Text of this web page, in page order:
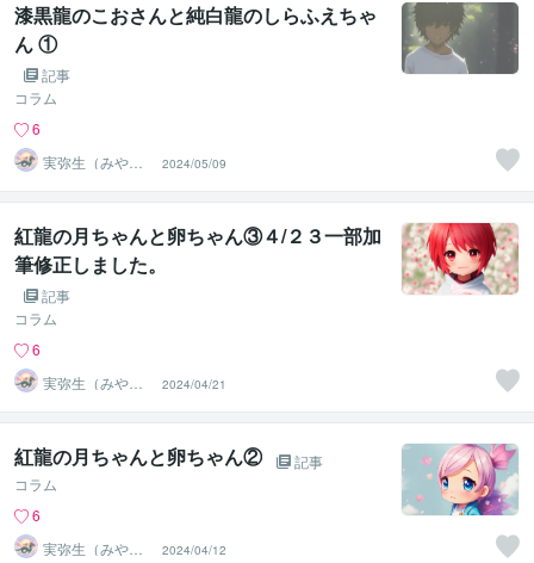
漆黒龍のこおさんと純白龍のしらふえちゃ
ん ①
記事
コラム
6
実弥生（みや
の）
2024/05/09
紅龍の月ちゃんと卵ちゃん③４/２３一部加
筆修正しました。
記事
コラム
6
実弥生（みや
の）
2024/04/21
紅龍の月ちゃんと卵ちゃん②
記事
コラム
6
実弥生（みや
2024/04/12